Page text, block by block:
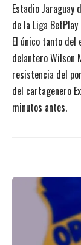
Estadio Jaraguay
de la Liga
El único tanto del
delantero Wilson
resistencia del
del cartagenero
minutos antes.